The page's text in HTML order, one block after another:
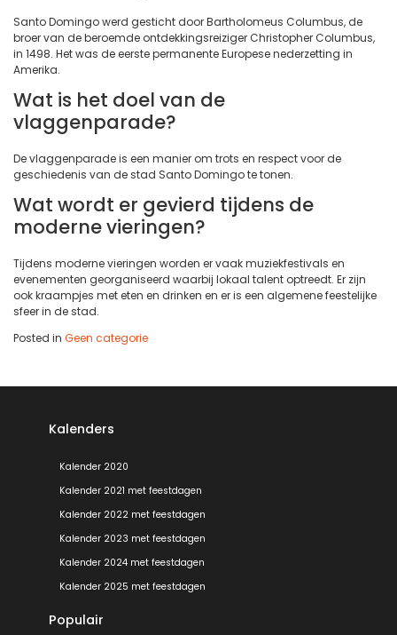
Santo Domingo werd gesticht door Bartholomeus Columbus, de
broer van de beroemde ontdekkingsreiziger Christopher Columbus,
in 1498. Het was de eerste permanente Europese nederzetting in
Amerika.
Wat is het doel van de
vlaggenparade?
De vlaggenparade is een manier om trots en respect voor de
geschiedenis van de stad Santo Domingo te tonen.
Wat wordt er gevierd tijdens de
moderne vieringen?
Tijdens moderne vieringen worden er vaak muziekfestivals en
evenementen georganiseerd waarbij lokaal talent optreedt. Er zijn
ook kraampjes met eten en drinken en er is een algemene feestelijke
sfeer in de stad.
Posted in Geen categorie
Kalenders
Kalender 2020
Kalender 2021 met feestdagen
Kalender 2022 met feestdagen
Kalender 2023 met feestdagen
Kalender 2024 met feestdagen
Kalender 2025 met feestdagen
Populair